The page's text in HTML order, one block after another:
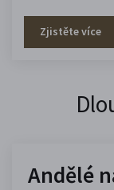
Zjistěte více
Andělé